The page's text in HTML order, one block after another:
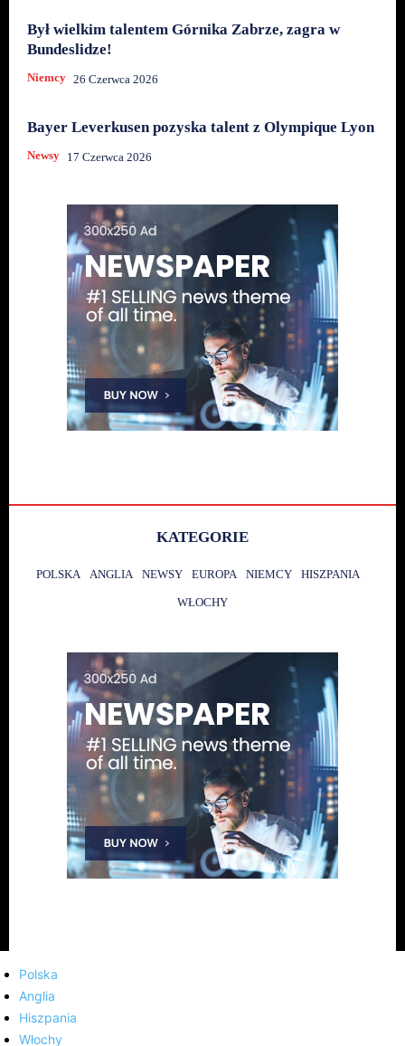
Był wielkim talentem Górnika Zabrze, zagra w
Bundeslidze!
Niemcy 26 Czerwca 2026
Bayer Leverkusen pozyska talent z Olympique Lyon
Newsy 17 Czerwca 2026
KATEGORIE
POLSKA ANGLIA NEWSY EUROPA NIEMCY HISZPANIA
WŁOCHY
Polska
Anglia
Hiszpania
Włochy